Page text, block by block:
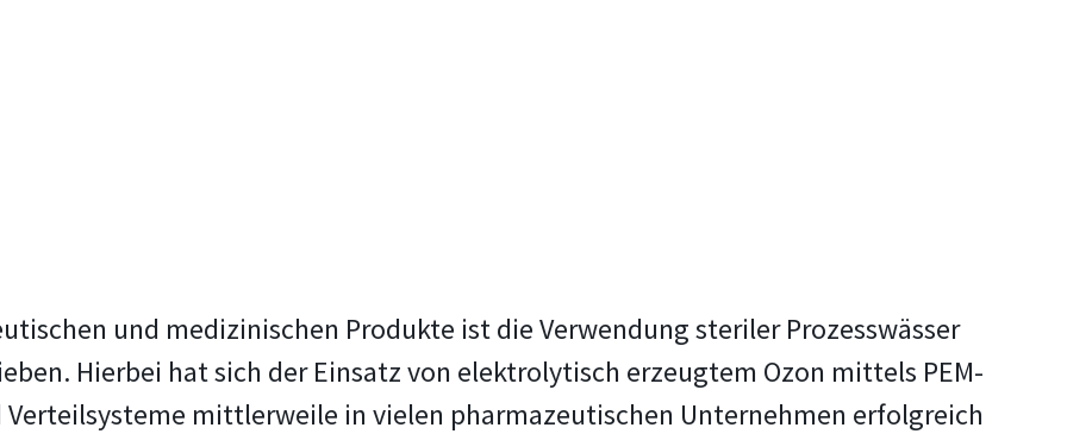
und medizinischen Produkte ist die Verwendung steriler Prozesswässer
Hierbei hat sich der Einsatz von elektrolytisch erzeugtem Ozon mittels PEM-
Verteilsysteme mittlerweile in vielen pharmazeutischen Unternehmen erfolgreich